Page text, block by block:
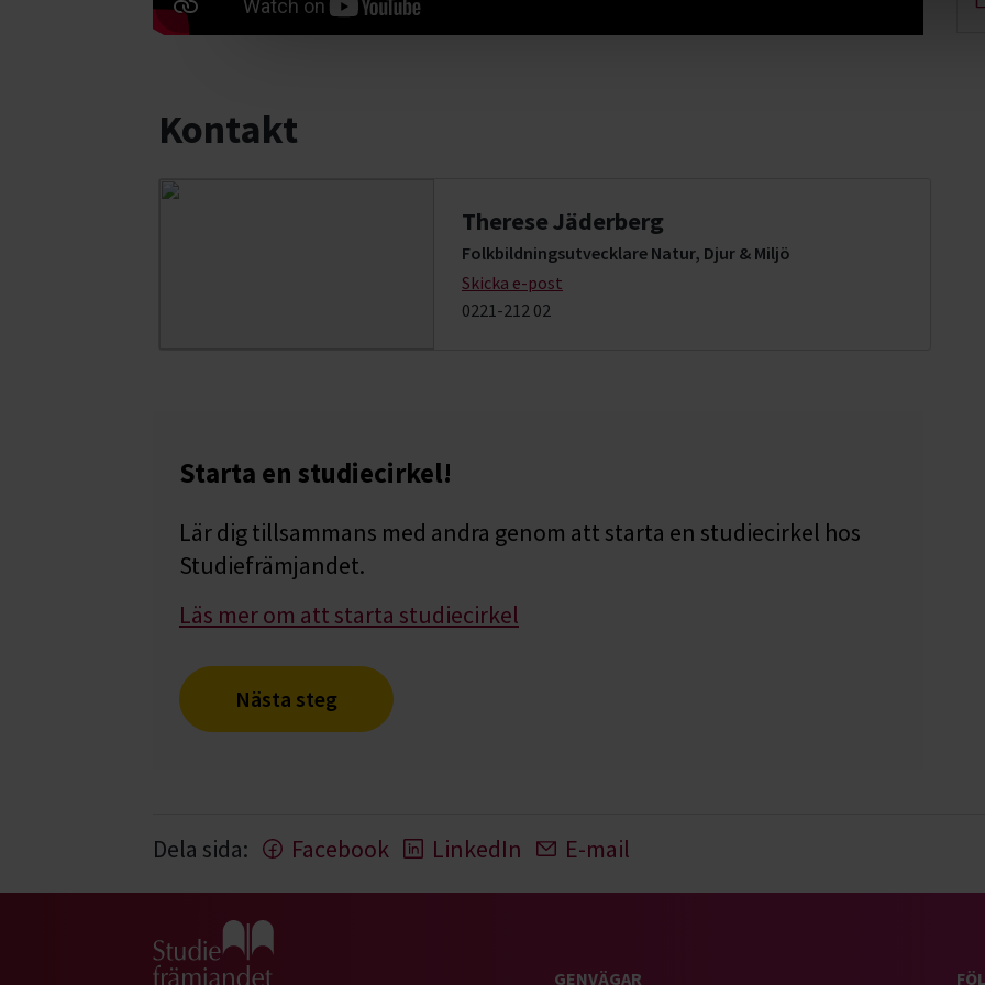
Kontakt
Therese Jäderberg
Folkbildningsutvecklare Natur, Djur & Miljö
Skicka e-post
0221-212 02
Starta en studiecirkel!
Lär dig tillsammans med andra genom att starta en studiecirkel hos
Studiefrämjandet.
Läs mer om att starta studiecirkel
Nästa steg
Dela sida: Facebook LinkedIn E-mail
Gå till studiefrämjandets startsida
GENVÄGAR